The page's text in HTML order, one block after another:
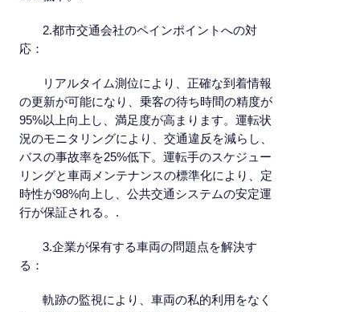
2.都市交通会社のペインポイントへの対
応：
リアルタイム測位により、正確な到着情報
の更新が可能になり、乗客の待ち時間の精度が
95%以上向上し、満足度が高まります。運転状
況のモニタリングにより、交通違反を減らし、
バスの事故率を25%低下。運転手のスケジュー
リングと車両メンテナンスの標準化により、定
時性が98%向上し、公共交通システムの安定運
行が保証される。.
3.企業が保有する車両の問題点を解決す
る：
軌跡の監視により、車両の私的利用をなく